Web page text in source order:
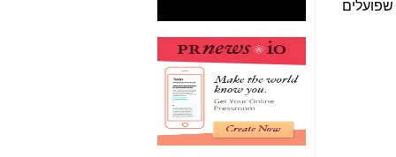
האם ביבי כשר
תקשורת עזר לקב'
בזק? -כאן
מה מקור ה-Fake
News שהביא לתפירת
תיק לביבי והעלמת
החשודים הנכונים -כאן